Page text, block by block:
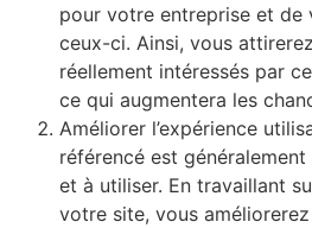
pour votre entreprise et de
ceux-ci. Ainsi, vous
réellement intéressés par
ce qui augmentera les
Améliorer l’expérience
référencé est
et à utiliser. En travaillant
votre site, vous